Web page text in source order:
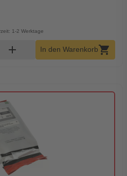
1-2 Werktage
Menge
add In den Warenkorbshopping_cart